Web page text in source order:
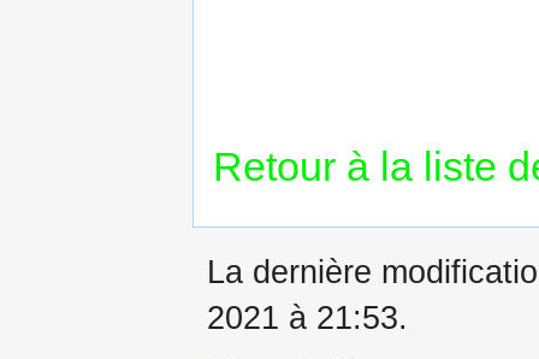
Retour à la liste
La dernière
2021 à 21:53.